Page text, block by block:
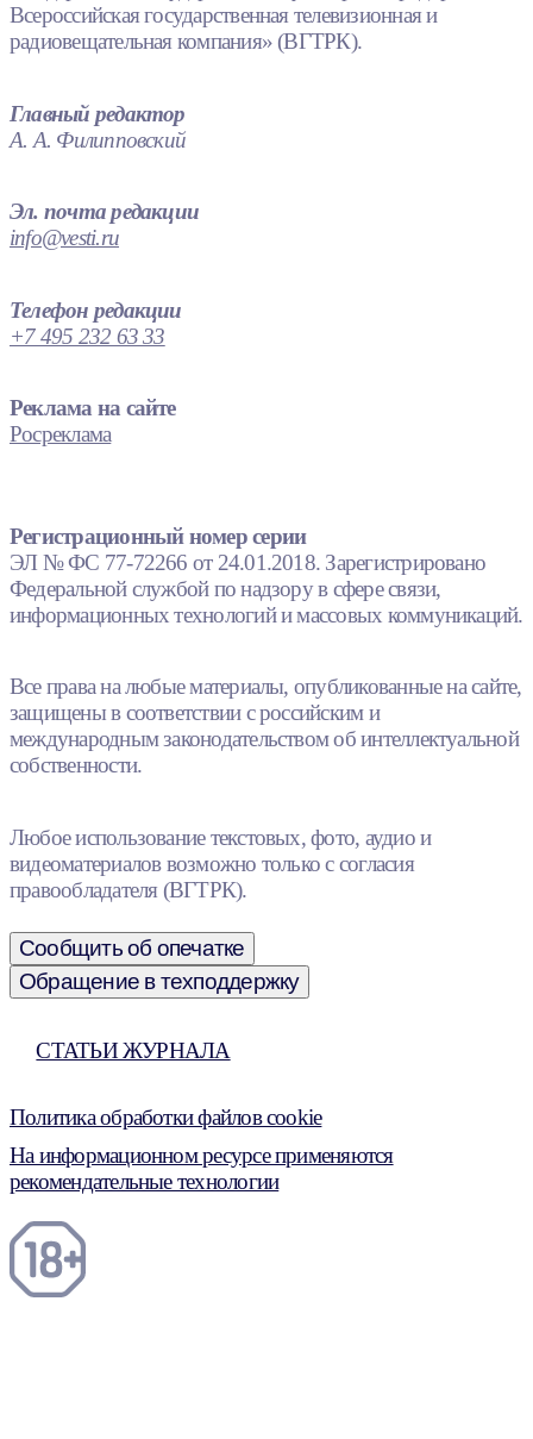
Всероссийская государственная телевизионная и
радиовещательная компания» (ВГТРК).
Главный редактор
А. А. Филипповский
Эл. почта редакции
info@vesti.ru
Телефон редакции
+7 495 232 63 33
Реклама на сайте
Росреклама
Регистрационный номер серии
ЭЛ № ФС 77-72266 от 24.01.2018. Зарегистрировано
Федеральной службой по надзору в сфере связи,
информационных технологий и массовых коммуникаций.
Все права на любые материалы, опубликованные на сайте,
защищены в соответствии с российским и
международным законодательством об интеллектуальной
собственности.
Любое использование текстовых, фото, аудио и
видеоматериалов возможно только с согласия
правообладателя (ВГТРК).
Сообщить об опечатке
Обращение в техподдержку
СТАТЬИ ЖУРНАЛА
Политика обработки файлов cookie
На информационном ресурсе применяются
рекомендательные технологии